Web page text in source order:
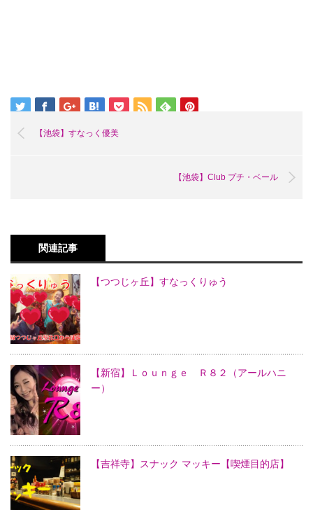
【池袋】すなっく優美
【池袋】Club プチ・ベール
関連記事
【つつじヶ丘】すなっくりゅう
【新宿】Ｌｏｕｎｇｅ Ｒ８２（アールハニ
ー）
【吉祥寺】スナック マッキー【喫煙目的店】